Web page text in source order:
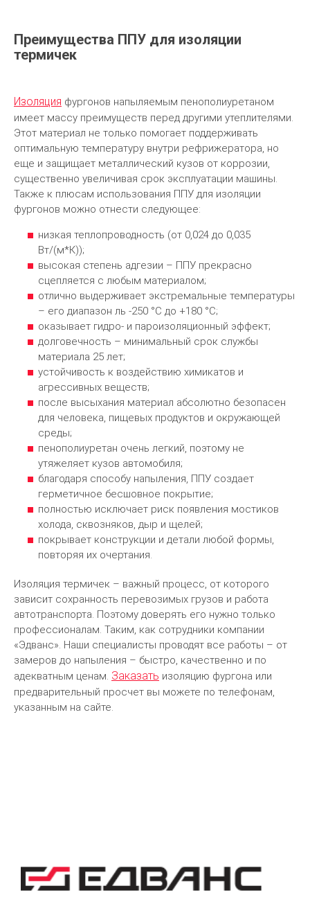
Преимущества ППУ для изоляции
термичек
Изоляция фургонов напыляемым пенополиуретаном
имеет массу преимуществ перед другими утеплителями.
Этот материал не только помогает поддерживать
оптимальную температуру внутри рефрижератора, но
еще и защищает металлический кузов от коррозии,
существенно увеличивая срок эксплуатации машины.
Также к плюсам использования ППУ для изоляции
фургонов можно отнести следующее:
низкая теплопроводность (от 0,024 до 0,035
Вт/(м*К));
высокая степень адгезии – ППУ прекрасно
сцепляется с любым материалом;
отлично выдерживает экстремальные температуры
– его диапазон ль -250 °С до +180 °С;
оказывает гидро- и пароизоляционный эффект;
долговечность – минимальный срок службы
материала 25 лет;
устойчивость к воздействию химикатов и
агрессивных веществ;
после высыхания материал абсолютно безопасен
для человека, пищевых продуктов и окружающей
среды;
пенополиуретан очень легкий, поэтому не
утяжеляет кузов автомобиля;
благодаря способу напыления, ППУ создает
герметичное бесшовное покрытие;
полностью исключает риск появления мостиков
холода, сквозняков, дыр и щелей;
покрывает конструкции и детали любой формы,
повторяя их очертания.
Изоляция термичек – важный процесс, от которого
зависит сохранность перевозимых грузов и работа
автотранспорта. Поэтому доверять его нужно только
профессионалам. Таким, как сотрудники компании
«Эдванс». Наши специалисты проводят все работы – от
замеров до напыления – быстро, качественно и по
адекватным ценам. Заказать изоляцию фургона или
предварительный просчет вы можете по телефонам,
указанным на сайте.